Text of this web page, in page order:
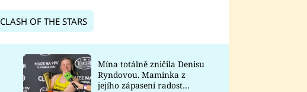
Prima Lajk
Sledujte nás
CLASH OF THE STARS
Mína totálně zničila Denisu
Ryndovou. Maminka z
jejího zápasení radost